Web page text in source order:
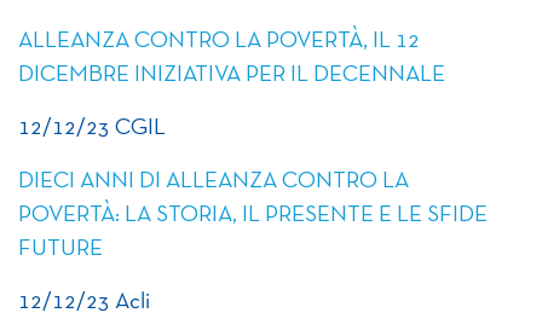
ALLEANZA CONTRO LA POVERTÀ, IL 12
DICEMBRE INIZIATIVA PER IL DECENNALE
12/12/23 CGIL
DIECI ANNI DI ALLEANZA CONTRO LA
POVERTÀ: LA STORIA, IL PRESENTE E LE SFIDE
FUTURE
12/12/23 Acli